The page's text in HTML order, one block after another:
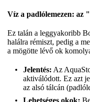
Víz a padlólemezen: az
Ez talán a leggyakoribb
halálra rémiszt, pedig a
a mögötte lévő ok
Jelentés: Az
aktiválódott. Ez azt
az alsó tálcán
Lehetséges okok: